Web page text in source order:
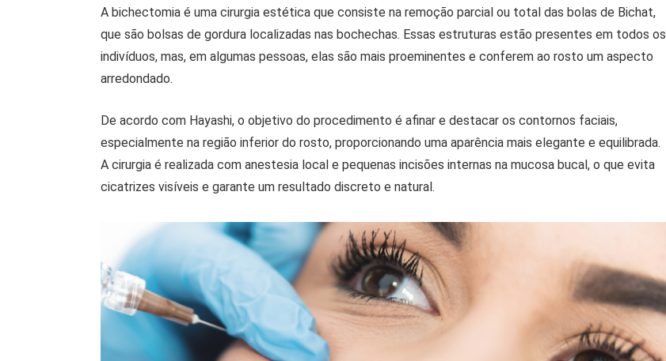
A bichectomia é uma cirurgia estética que consiste na remoção parcial ou total das bolas de Bichat,
que são bolsas de gordura localizadas nas bochechas. Essas estruturas estão presentes em todos os
indivíduos, mas, em algumas pessoas, elas são mais proeminentes e conferem ao rosto um aspecto
arredondado.
De acordo com Hayashi, o objetivo do procedimento é afinar e destacar os contornos faciais,
especialmente na região inferior do rosto, proporcionando uma aparência mais elegante e equilibrada.
A cirurgia é realizada com anestesia local e pequenas incisões internas na mucosa bucal, o que evita
cicatrizes visíveis e garante um resultado discreto e natural.